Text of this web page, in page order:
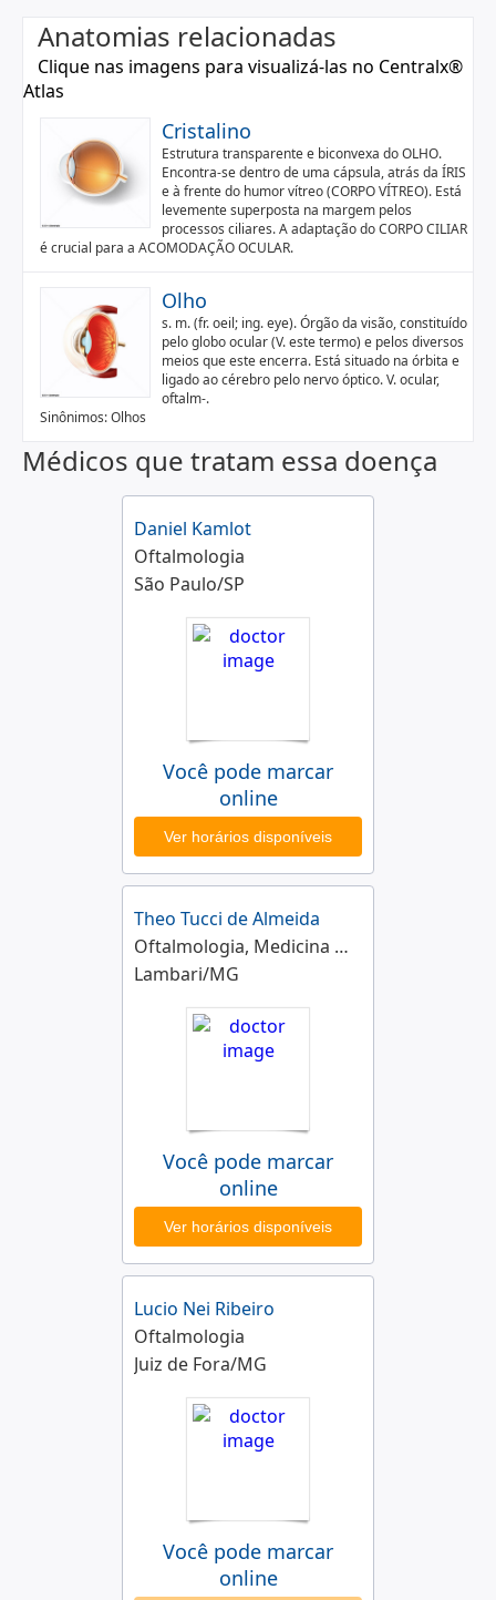
Anatomias relacionadas
Clique nas imagens para visualizá-las no Centralx®
Atlas
Cristalino
Estrutura transparente e biconvexa do OLHO.
Encontra-se dentro de uma cápsula, atrás da ÍRIS
e à frente do humor vítreo (CORPO VÍTREO). Está
levemente superposta na margem pelos
processos ciliares. A adaptação do CORPO CILIAR
é crucial para a ACOMODAÇÃO OCULAR.
Olho
s. m. (fr. oeil; ing. eye). Órgão da visão, constituído
pelo globo ocular (V. este termo) e pelos diversos
meios que este encerra. Está situado na órbita e
ligado ao cérebro pelo nervo óptico. V. ocular,
oftalm-.
Sinônimos: Olhos
Médicos que tratam essa doença
Daniel Kamlot
Oftalmologia
São Paulo/SP
Você pode marcar
online
Ver horários disponíveis
Theo Tucci de Almeida
Oftalmologia, Medicina de Tráfego
Lambari/MG
Você pode marcar
online
Ver horários disponíveis
Lucio Nei Ribeiro
Oftalmologia
Juiz de Fora/MG
Você pode marcar
online